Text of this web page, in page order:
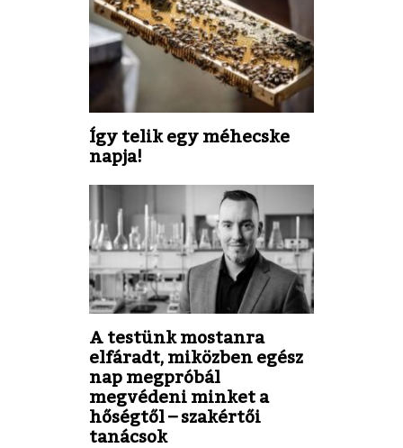
Így telik egy méhecske
napja!
A testünk mostanra
elfáradt, miközben egész
nap megpróbál
megvédeni minket a
hőségtől – szakértői
tanácsok